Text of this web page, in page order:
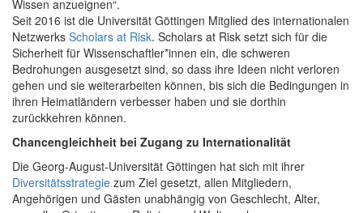
Wissen anzueignen“.
Seit 2016 ist die Universität Göttingen Mitglied des internationalen
Netzwerks Scholars at Risk. Scholars at Risk setzt sich für die
Sicherheit für Wissenschaftler*innen ein, die schweren
Bedrohungen ausgesetzt sind, so dass ihre Ideen nicht verloren
gehen und sie weiterarbeiten können, bis sich die Bedingungen in
ihren Heimatländern verbesser haben und sie dorthin
zurückkehren können.
Chancengleichheit bei Zugang zu Internationalität
Die Georg-August-Universität Göttingen hat sich mit ihrer
Diversitätsstrategie zum Ziel gesetzt, allen Mitgliedern,
Angehörigen und Gästen unabhängig von Geschlecht, Alter,